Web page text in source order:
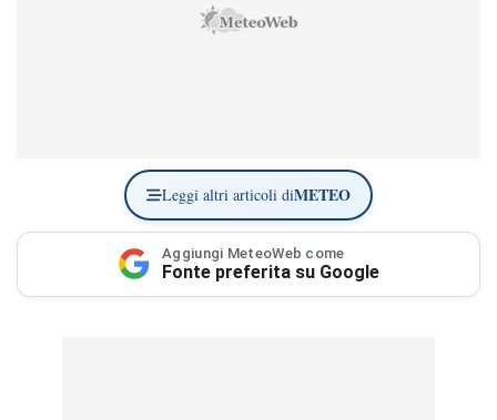
Leggi altri articoli diMETEO
Aggiungi MeteoWeb come
Fonte preferita su Google